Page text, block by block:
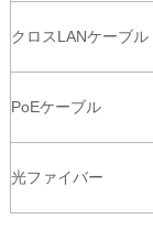
クロスLANケーブル
PoEケーブル
光ファイバー